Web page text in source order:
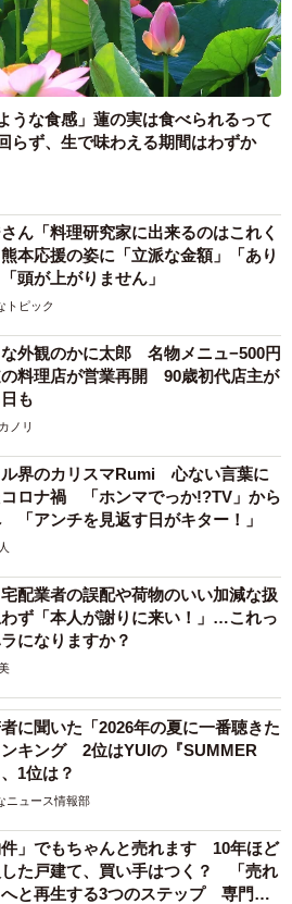
うな食感」蓮の実は食べられるって
ず、生で味わえる期間はわずか
ん「料理研究家に出来るのはこれく
本応援の姿に「立派な金額」「あり
頭が上がりません」
トピック
外観のかに太郎 名物メニュ−500円
料理店が営業再開 90歳初代店主が
も
ノリ
界のカリスマRumi 心ない言葉に
ロナ禍 「ホンマでっか!?TV」から
「アンチを見返す日がキター！」
宅配業者の誤配や荷物のいい加減な扱
ず「本人が謝りに来い！」…これっ
になりますか？
に聞いた「2026年の夏に一番聴きた
ンキング 2位はYUIの『SUMMER
1位は？
ニュース情報部
件」でもちゃんと売れます 10年ほど
た戸建て、買い手はつく？ 「売れ
と再生する3つのステップ 専門家